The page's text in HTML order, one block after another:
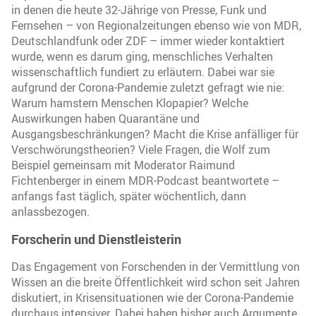
in denen die heute 32-Jährige von Presse, Funk und
Fernsehen – von Regionalzeitungen ebenso wie von MDR,
Deutschlandfunk oder ZDF – immer wieder kontaktiert
wurde, wenn es darum ging, menschliches Verhalten
wissenschaftlich fundiert zu erläutern. Dabei war sie
aufgrund der Corona-Pandemie zuletzt gefragt wie nie:
Warum hamstern Menschen Klopapier? Welche
Auswirkungen haben Quarantäne und
Ausgangsbeschränkungen? Macht die Krise anfälliger für
Verschwörungstheorien? Viele Fragen, die Wolf zum
Beispiel gemeinsam mit Moderator Raimund
Fichtenberger in einem MDR-Podcast beantwortete –
anfangs fast täglich, später wöchentlich, dann
anlassbezogen.
Forscherin und Dienstleisterin
Das Engagement von Forschenden in der Vermittlung von
Wissen an die breite Öffentlichkeit wird schon seit Jahren
diskutiert, in Krisensituationen wie der Corona-Pandemie